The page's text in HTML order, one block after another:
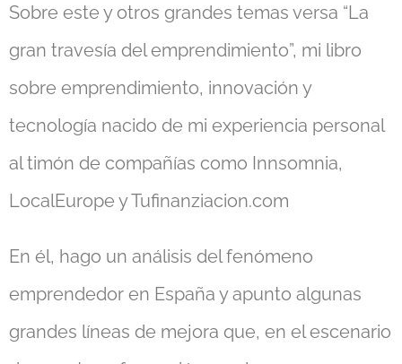
Sobre este y otros grandes temas versa “La
gran travesía del emprendimiento”, mi libro
sobre emprendimiento, innovación y
tecnología nacido de mi experiencia personal
al timón de compañías como Innsomnia,
LocalEurope y Tufinanziacion.com
En él, hago un análisis del fenómeno
emprendedor en España y apunto algunas
grandes líneas de mejora que, en el escenario